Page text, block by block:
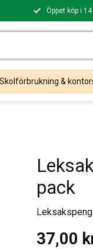
Öppet köp i
Skolförbrukning &
pack
37,00